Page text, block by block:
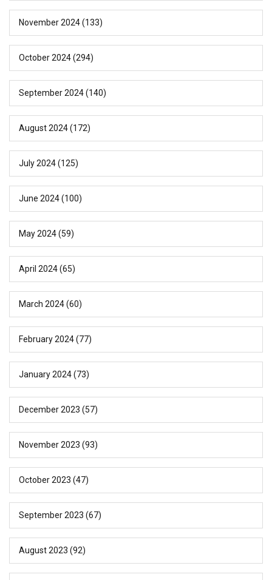
November 2024(133)
October 2024(294)
September 2024(140)
August 2024(172)
July 2024(125)
June 2024(100)
May 2024(59)
April 2024(65)
March 2024(60)
February 2024(77)
January 2024(73)
December 2023 (57)
November 2023 (93)
October 2023 (47)
September 2023 (67)
August 2023 (92)